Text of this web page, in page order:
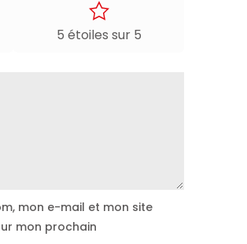
5 étoiles sur 5
mon e-mail et mon site
mon prochain